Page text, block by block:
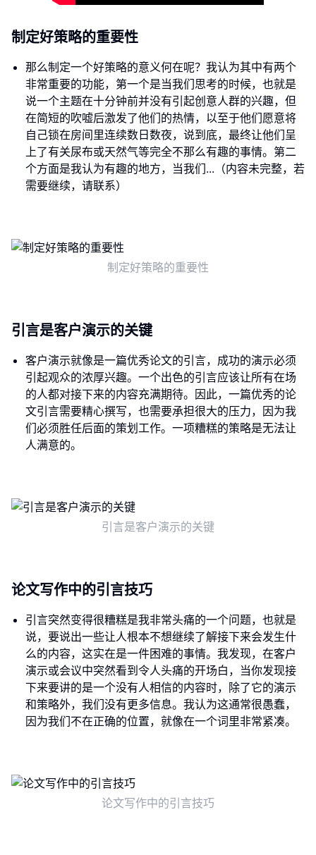
制定好策略的重要性
那么制定一个好策略的意义何在呢？我认为其中有两个
非常重要的功能，第一个是当我们思考的时候，也就是
说一个主题在十分钟前并没有引起创意人群的兴趣，但
在简短的吹嘘后激发了他们的热情，以至于他们愿意将
自己锁在房间里连续数日数夜，说到底，最终让他们呈
上了有关尿布或天然气等完全不那么有趣的事情。第二
个方面是我认为有趣的地方，当我们...（内容未完整，若
需要继续，请联系）
制定好策略的重要性
引言是客户演示的关键
客户演示就像是一篇优秀论文的引言，成功的演示必须
引起观众的浓厚兴趣。一个出色的引言应该让所有在场
的人都对接下来的内容充满期待。因此，一篇优秀的论
文引言需要精心撰写，也需要承担很大的压力，因为我
们必须胜任后面的策划工作。一项糟糕的策略是无法让
人满意的。
引言是客户演示的关键
论文写作中的引言技巧
引言突然变得很糟糕是我非常头痛的一个问题，也就是
说，要说出一些让人根本不想继续了解接下来会发生什
么的内容，这实在是一件困难的事情。我发现，在客户
演示或会议中突然看到令人头痛的开场白，当你发现接
下来要讲的是一个没有人相信的内容时，除了它的演示
和策略外，我们没有更多信息。我认为这通常很愚蠢，
因为我们不在正确的位置，就像在一个词里非常紧凑。
论文写作中的引言技巧